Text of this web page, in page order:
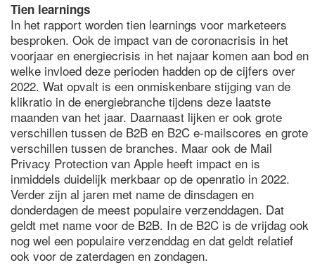
Tien learnings
In het rapport worden tien learnings voor marketeers
besproken. Ook de impact van de coronacrisis in het
voorjaar en energiecrisis in het najaar komen aan bod en
welke invloed deze perioden hadden op de cijfers over
2022. Wat opvalt is een onmiskenbare stijging van de
klikratio in de energiebranche tijdens deze laatste
maanden van het jaar. Daarnaast lijken er ook grote
verschillen tussen de B2B en B2C e-mailscores en grote
verschillen tussen de branches. Maar ook de Mail
Privacy Protection van Apple heeft impact en is
inmiddels duidelijk merkbaar op de openratio in 2022.
Verder zijn al jaren met name de dinsdagen en
donderdagen de meest populaire verzenddagen. Dat
geldt met name voor de B2B. In de B2C is de vrijdag ook
nog wel een populaire verzenddag en dat geldt relatief
ook voor de zaterdagen en zondagen.